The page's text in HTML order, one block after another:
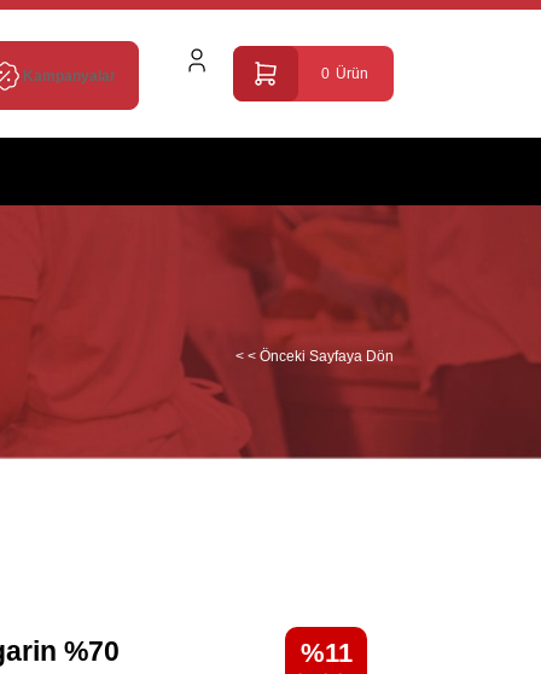
0 Ürün
Kampanyalar
< < Önceki Sayfaya Dön
%70 11